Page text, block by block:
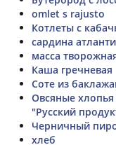
omlet s rajusto
Котлеты с
сардина
масса
Каша гречневая
Соте из
Овсяные
"Русский
Черничный
хлеб